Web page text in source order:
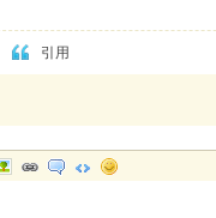
引用